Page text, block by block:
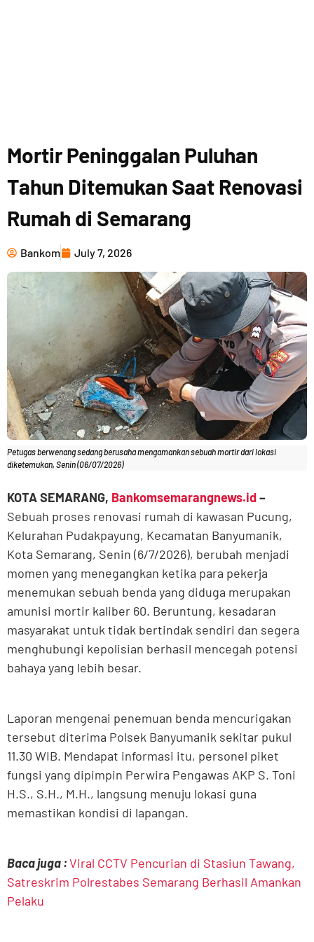
Mortir Peninggalan Puluhan
Tahun Ditemukan Saat Renovasi
Rumah di Semarang
Bankom July 7, 2026
Petugas berwenang sedang berusaha mengamankan sebuah mortir dari lokasi
diketemukan, Senin (06/07/2026)
KOTA SEMARANG, Bankomsemarangnews.id–
Sebuah proses renovasi rumah di kawasan Pucung,
Kelurahan Pudakpayung, Kecamatan Banyumanik,
Kota Semarang, Senin (6/7/2026), berubah menjadi
momen yang menegangkan ketika para pekerja
menemukan sebuah benda yang diduga merupakan
amunisi mortir kaliber 60. Beruntung, kesadaran
masyarakat untuk tidak bertindak sendiri dan segera
menghubungi kepolisian berhasil mencegah potensi
bahaya yang lebih besar.
Laporan mengenai penemuan benda mencurigakan
tersebut diterima Polsek Banyumanik sekitar pukul
11.30 WIB. Mendapat informasi itu, personel piket
fungsi yang dipimpin Perwira Pengawas AKP S. Toni
H.S., S.H., M.H., langsung menuju lokasi guna
memastikan kondisi di lapangan.
Baca juga :Viral CCTV Pencurian di Stasiun Tawang,
Satreskrim Polrestabes Semarang Berhasil Amankan
Pelaku